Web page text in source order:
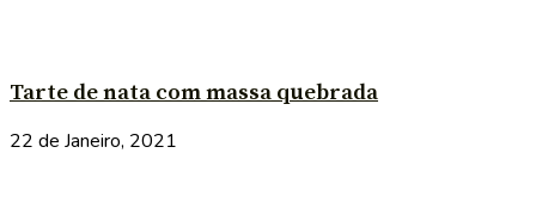
Tarte de nata com massa quebrada
22 de Janeiro, 2021